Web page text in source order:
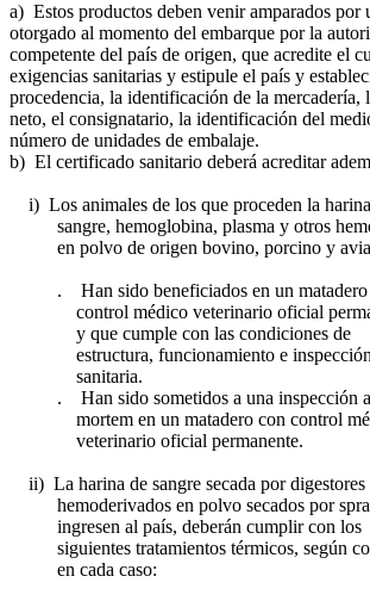
a) Estos productos deben venir amparados
otorgado al momento del embarque por la
competente del país de origen, que acredite el
exigencias sanitarias y estipule el país y
procedencia, la identificación de la mercadería,
neto, el consignatario, la identificación del
número de unidades de embalaje.
b) El certificado sanitario deberá acreditar
i) Los animales de los que proceden la
sangre, hemoglobina, plasma y otros
en polvo de origen bovino, porcino y
. Han sido beneficiados en un matadero
control médico veterinario oficial
y que cumple con las condiciones de
estructura, funcionamiento e inspección
sanitaria.
. Han sido sometidos a una inspección
mortem en un matadero con control
veterinario oficial permanente.
ii) La harina de sangre secada por digestores
hemoderivados en polvo secados por
ingresen al país, deberán cumplir con los
siguientes tratamientos térmicos, según
en cada caso: